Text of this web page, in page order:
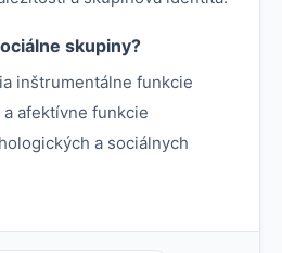
skupiny?
inštrumentálne funkcie
afektívne funkcie
a sociálnych